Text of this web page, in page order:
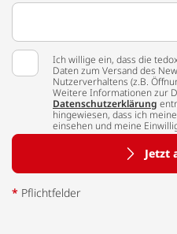
Ich willige ein, dass die
Daten zum Versand des
Nutzerverhaltens (z.B.
Weitere Informationen zur
Datenschutzerklärung
hingewiesen, dass ich
einsehen und meine
Jetzt
* Pflichtfelder